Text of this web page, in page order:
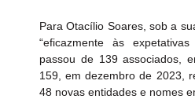
Para Otacílio Soares, sob a
“eficazmente às
passou de 139 associados,
159, em dezembro de 2023,
48 novas entidades e nomes